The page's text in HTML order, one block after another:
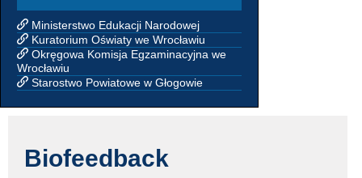
Ministerstwo Edukacji Narodowej
Kuratorium Oświaty we Wrocławiu
Okręgowa Komisja Egzaminacyjna we
Wrocławiu
Starostwo Powiatowe w Głogowie
Biofeedback